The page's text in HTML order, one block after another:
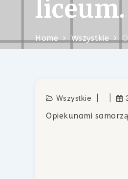
liceum.
Home Wszystkie
Wszystkie
Opiekunami